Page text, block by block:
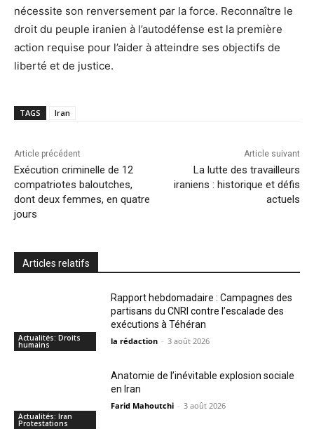
nécessite son renversement par la force. Reconnaître le
droit du peuple iranien à l’autodéfense est la première
action requise pour l’aider à atteindre ses objectifs de
liberté et de justice.
TAGS Iran
Article précédent
Exécution criminelle de 12
compatriotes baloutches,
dont deux femmes, en quatre
jours
Article suivant
La lutte des travailleurs
iraniens : historique et défis
actuels
Articles relatifs
Actualités: Droits
humains
Rapport hebdomadaire : Campagnes des
partisans du CNRI contre l’escalade des
exécutions à Téhéran
la rédaction - 3 août 2026
Actualités: Iran
Protestations
Anatomie de l’inévitable explosion sociale
en Iran
Farid Mahoutchi - 3 août 2026